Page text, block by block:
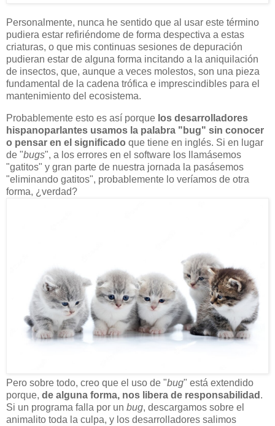
Personalmente, nunca he sentido que al usar este término
pudiera estar refiriéndome de forma despectiva a estas
criaturas, o que mis continuas sesiones de depuración
pudieran estar de alguna forma incitando a la aniquilación
de insectos, que, aunque a veces molestos, son una pieza
fundamental de la cadena trófica e imprescindibles para el
mantenimiento del ecosistema.
Probablemente esto es así porque los desarrolladores
hispanoparlantes usamos la palabra "bug" sin conocer
o pensar en el significado que tiene en inglés. Si en lugar
de "bugs", a los errores en el software los llamásemos
"gatitos" y gran parte de nuestra jornada la pasásemos
"eliminando gatitos", probablemente lo veríamos de otra
forma, ¿verdad?
Pero sobre todo, creo que el uso de "bug" está extendido
porque, de alguna forma, nos libera de responsabilidad .
Si un programa falla por un bug, descargamos sobre el
animalito toda la culpa, y los desarrolladores salimos